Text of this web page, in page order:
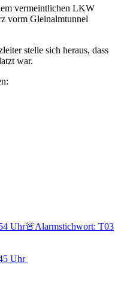
vermeintlichen LKW
vorm Gleinalmtunnel
stelle sich heraus, dass
war.
Uhr🚨Alarmstichwort: T03
Uhr